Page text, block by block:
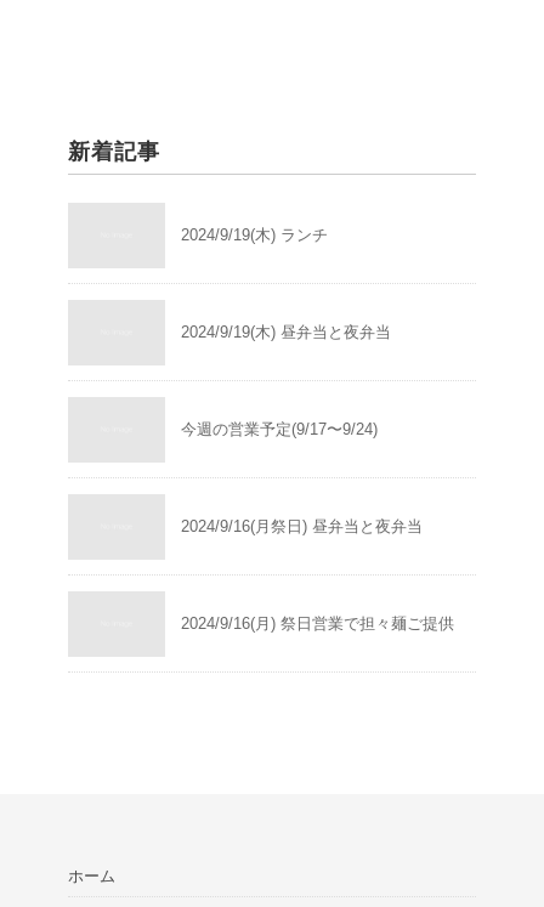
新着記事
2024/9/19(木) ランチ
2024/9/19(木) 昼弁当と夜弁当
今週の営業予定(9/17〜9/24)
2024/9/16(月祭日) 昼弁当と夜弁当
2024/9/16(月) 祭日営業で担々麺ご提供
ホーム